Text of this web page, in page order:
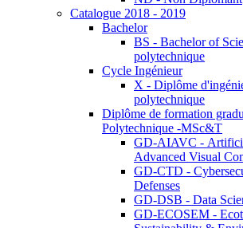
Catalogue 2018 - 2019
Bachelor
BS - Bachelor of
polytechnique
Cycle Ingénieur
X - Diplôme
polytechnique
Diplôme de formation
Polytechnique -MSc&T
GD-AIAVC -
Advanced Visual
GD-CTD -
Defenses
GD-DSB - Data
GD-ECOSEM -